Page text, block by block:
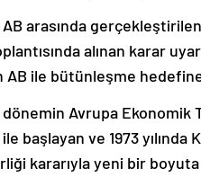
arasında
alınan karar
AB ile bütünleşme
Avrupa Ekonomik
ile başlayan ve 1973
kararıyla yeni bir boyuta